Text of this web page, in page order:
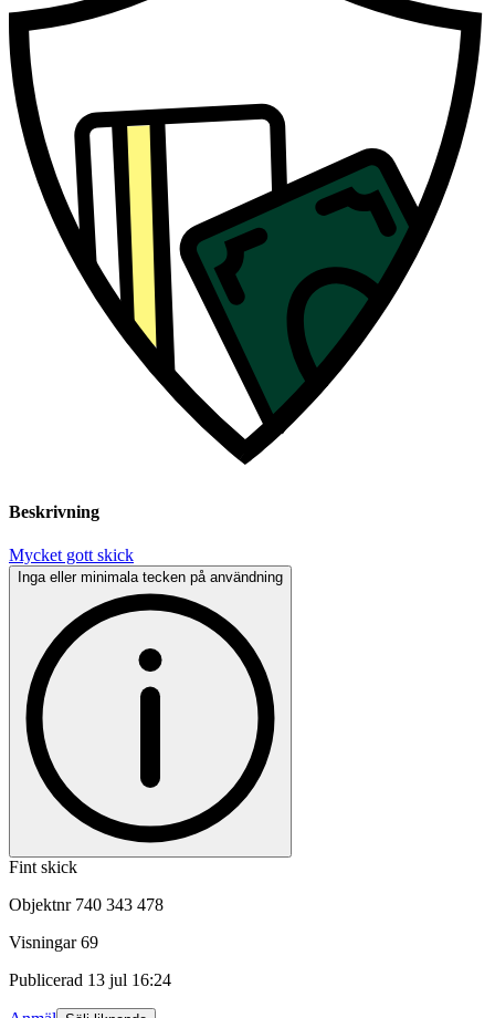
Beskrivning
Mycket gott skick
Inga eller minimala tecken på användning
Fint skick
Objektnr 740 343 478
Visningar 69
Publicerad 13 jul 16:24